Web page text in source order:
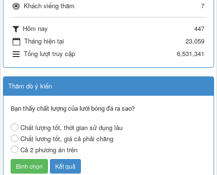
Khách viếng thăm
7
Hôm nay
447
Tháng hiện tại
23,059
Tổng lượt truy cập
6,531,341
Thăm dò ý kiến
Bạn thấy chất lượng của lưới bóng đá ra sao?
Chất lượng tốt, thời gian sử dụng lâu
Chất lương tốt, giá cả phải chăng
Cả 2 phương án trên